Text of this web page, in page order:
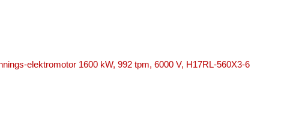
elektromotor 1600 kW, 992 tpm, 6000 V, H17RL-560X3-6